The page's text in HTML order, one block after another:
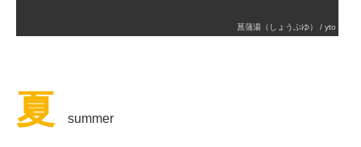
菖蒲湯（しょうぶゆ） / yto
夏 summer